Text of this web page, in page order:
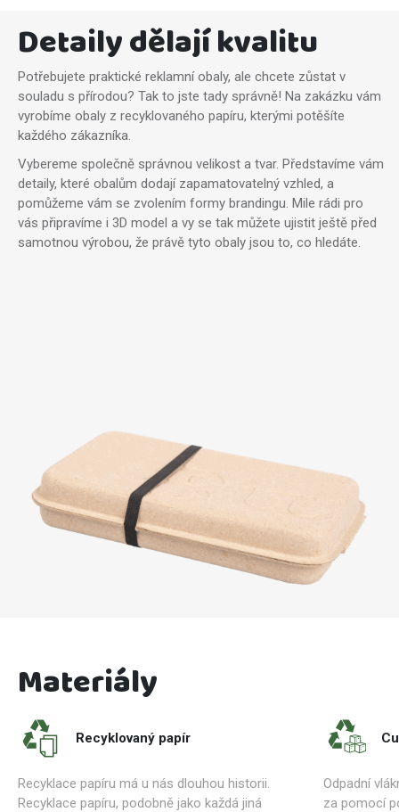
Detaily dělají kvalitu
Potřebujete praktické reklamní obaly, ale chcete zůstat v
souladu s přírodou? Tak to jste tady správně! Na zakázku vám
vyrobíme obaly z recyklovaného papíru, kterými potěšíte
každého zákazníka.
Vybereme společně správnou velikost a tvar. Představíme vám
detaily, které obalům dodají zapamatovatelný vzhled, a
pomůžeme vám se zvolením formy brandingu. Mile rádi pro
vás připravíme i 3D model a vy se tak můžete ujistit ještě před
samotnou výrobou, že právě tyto obaly jsou to, co hledáte.
Materiály
Recyklovaný papír
Recyklace papíru má u nás dlouhou historii.
Recyklace papíru, podobně jako každá jiná
Odpadní
za pomocí